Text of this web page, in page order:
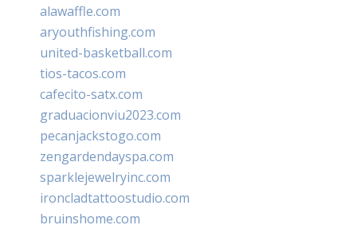
alawaffle.com
aryouthfishing.com
united-basketball.com
tios-tacos.com
cafecito-satx.com
graduacionviu2023.com
pecanjackstogo.com
zengardendayspa.com
sparklejewelryinc.com
ironcladtattoostudio.com
bruinshome.com